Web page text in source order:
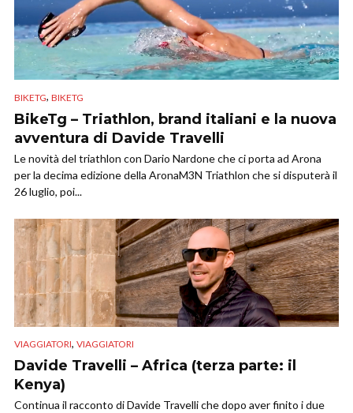
BIKETG, BIKETG
BikeTg – Triathlon, brand italiani e la nuova
avventura di Davide Travelli
Le novità del triathlon con Dario Nardone che ci porta ad Arona
per la decima edizione della AronaM3N Triathlon che si disputerà il
26 luglio, poi...
VIAGGIATORI, VIAGGIATORI
Davide Travelli – Africa (terza parte: il
Kenya)
Continua il racconto di Davide Travelli che dopo aver finito i due